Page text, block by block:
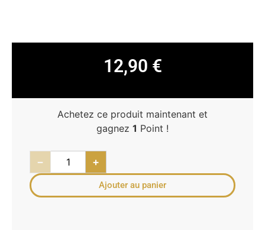
12,90 €
Achetez ce produit maintenant et
gagnez 1 Point !
− +
Ajouter au panier